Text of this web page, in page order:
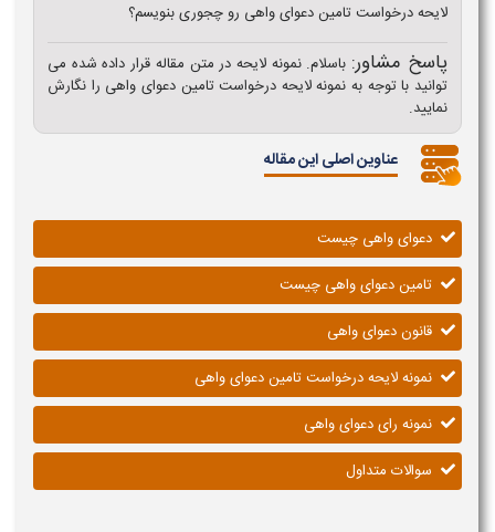
لایحه درخواست تامین دعوای واهی رو چجوری بنویسم؟
پاسخ مشاور: باسلام. نمونه لایحه در متن مقاله قرار داده شده می
توانید با توجه به نمونه لایحه درخواست تامین دعوای واهی را نگارش
نمایید.
عناوین اصلی این مقاله
دعوای واهی چیست
تامین دعوای واهی چیست
قانون دعوای واهی
نمونه لایحه درخواست تامین دعوای واهی
نمونه رای دعوای واهی
سوالات متداول